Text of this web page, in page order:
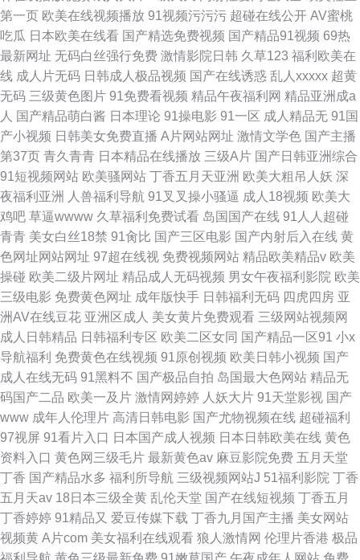
第一页 欧美在线视频播放 91视频污污污 超碰在线公开 AV蜜桃
吃瓜 日本欧美在线看 国产精选免费视频 国产精品91视频 69热
最新网址 无码白丝强行免费 激情影院日韩 久草123 福利欧美在
线 成人片无码 日韩成人极品视频 国产在线诱惑 乱人xxxxx 超黄
无码 三级黄色图片 91免费看视频 精品午夜福利网 精品亚洲成a
人 国产精品萌白酱 日本理论 91操电影 91一区 成人精品无 91国
产小视频 日韩美女免费直播 A片网站网址 激情文学色 国产主播
第37页 青久青青 日本精品在线播放 三级A片 国产日韩亚洲综合
91短视频网站 欧美骚网站 丁香五月天亚洲 欧美大粗吊人妖 深
夜福利亚洲
人兽福利导航 91叉叉操小骚逼 成人18视频 欧美大
鸡吧 草逼wwww 久草福利免费试看 岛国国产在线 91人人超碰
青青 美女白丝18禁 91肏比 国产三区电影 国产内射后入在线 黄
色网址网站网址 97超在线视 免费视频网站 精品欧美精品v 欧美
操碰 欧美二级片网址 精品成人无码视频 男女午夜福利影院 欧美
三级电影 免费黄色网址 成年版快手 日韩福利无码 四虎四房 亚
洲AV在线豆花 亚洲区成人 美女黄片免费观看 三级网站视频网
成人日韩精品 日韩福利专区 欧美二区女同 国产精品一区91 小x
导航福利 免费黄色在线视频 91原创视频 欧美日韩小视频 国产
成人在线无码 91黑料不 国产极品自拍 岛国最大色网站 精品无
码国产二品 欧美一及片 激情网婷婷 人妖大片 91天堂影视 国产
www 成年人伦理片 高清日韩电影 国产尤物视频在线 超碰福利
97视屏 91看片入口 日本国产成人视频 日本日韩欧美在线 黄色
资料入口 黄色网三级毛片 最新黄色av 麻豆影院免费 五月天堂
丁香 国产精品水多 福利所导航 三级视频网站J 51福利影院 丁香
五月天av 18日本三级全黄 乱伦天堂 国产在线短视频 丁香五月
丁香婷婷 91精品又 爱豆传媒下载 丁香九月国产主播 美女网站
视频黄 A片com 美女福利在线观看 狼人激情网 伦理片香港 极品